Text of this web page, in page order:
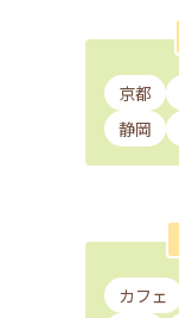
京都
静岡
カフェ